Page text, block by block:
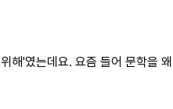
'였는데요. 요즘 들어 문학을